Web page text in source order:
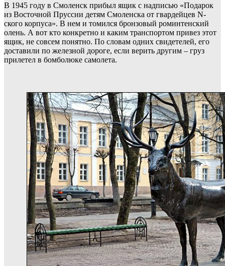
В 1945 году в Смоленск прибыл ящик с надписью «Подарок
из Восточной Пруссии детям Смоленска от гвардейцев N-
ского корпуса». В нем и томился бронзовый роминтенский
олень. А вот кто конкретно и каким транспортом привез этот
ящик, не совсем понятно. По словам одних свидетелей, его
доставили по железной дороге, если верить другим – груз
прилетел в бомболюке самолета.